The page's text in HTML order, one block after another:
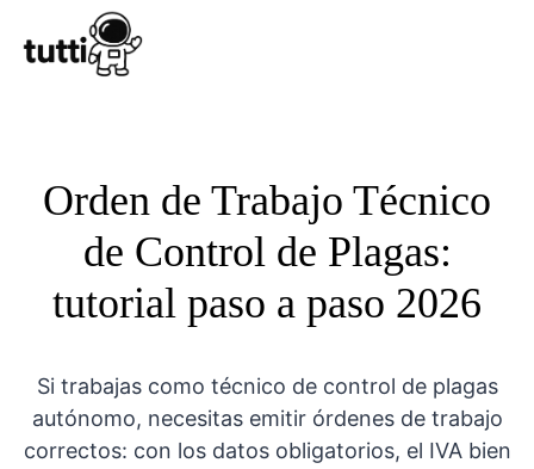
Orden de Trabajo Técnico
de Control de Plagas:
tutorial paso a paso 2026
Si trabajas como técnico de control de plagas
autónomo, necesitas emitir órdenes de trabajo
correctos: con los datos obligatorios, el IVA bien